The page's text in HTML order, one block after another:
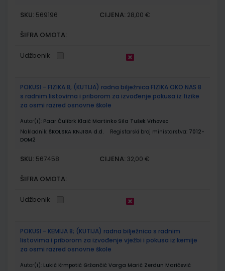
SKU: 569196 CIJENA: 28,00 €
ŠIFRA OMOTA:
Udžbenik
POKUSI - FIZIKA 8; (KUTIJA) radna bilježnica FIZIKA OKO NAS 8
s radnim listovima i priborom za izvođenje pokusa iz fizike
za osmi razred osnovne škole
Autor(i): Paar Ćulibrk Klaić Martinko Sila Tušek Vrhovec
Nakladnik: ŠKOLSKA KNJIGA d.d. Registarski broj ministarstva: 7012-
DOM2
SKU: 567458 CIJENA: 32,00 €
ŠIFRA OMOTA:
Udžbenik
POKUSI - KEMIJA 8; (KUTIJA) radna bilježnica s radnim
listovima i priborom za izvođenje vježbi i pokusa iz kemije
za osmi razred osnovne škole
Autor(i): Lukić Krmpotić Gržančić Varga Marić Zerdun Maričević